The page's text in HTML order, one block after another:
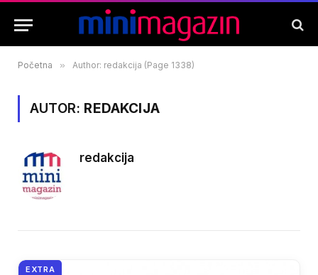
Početna » Author: redakcija (Page 1338)
AUTOR: REDAKCIJA
redakcija
EXTRA